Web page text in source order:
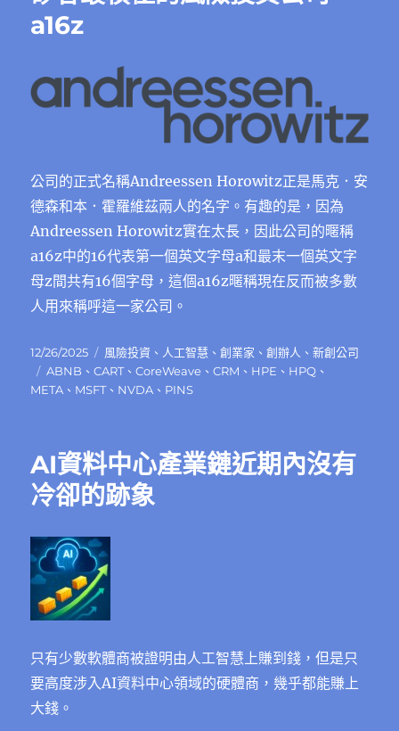
a16z
公司的正式名稱Andreessen Horowitz正是馬克．安
德森和本．霍羅維茲兩人的名字。有趣的是，因為
Andreessen Horowitz實在太長，因此公司的暱稱
a16z中的16代表第一個英文字母a和最末一個英文字
母z間共有16個字母，這個a16z暱稱現在反而被多數
人用來稱呼這一家公司。
發
佈
日
12/26/2025
分
類
風險投資 、 人工智慧 、創業家 、創辦人 、新創公司
標
籤
ABNB 、CART、CoreWeave 、CRM 、 HPE 、 HPQ 、
META 、 MSFT、 NVDA 、 PINS
AI資料中心產業鏈近期內沒有
冷卻的跡象
只有少數軟體商被證明由人工智慧上賺到錢，但是只
要高度涉入AI資料中心領域的硬體商，幾乎都能賺上
大錢。